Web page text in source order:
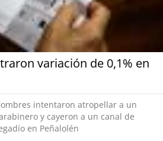
variación de 0,1% en
intentaron atropellar a un
y cayeron a un canal de
en Peñalolén